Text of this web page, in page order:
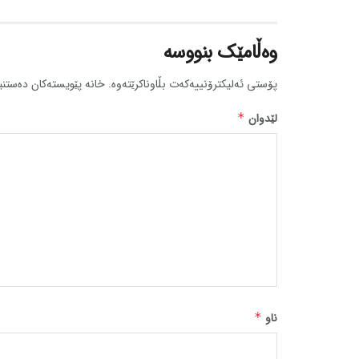
وەڵامێک بنووسە
پۆستی ئەلیکترۆنییەکەت بڵاوناکرێتەوە. خانە پێویستەکان
لێدوان *
ناو *